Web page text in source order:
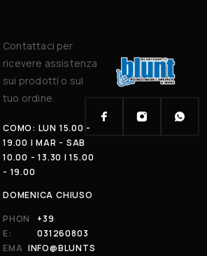
Contattaci per
ricevere assistenza
sui prodotti o sul
tuo ordine.
COMO: LUN 15.00 -
19.00 | MAR - SAB
10.00 - 13.30 | 15.00
- 19.00
DOMENICA CHIUSO
PHON
E:
+39
031260803
EMA INFO@BLUNTS